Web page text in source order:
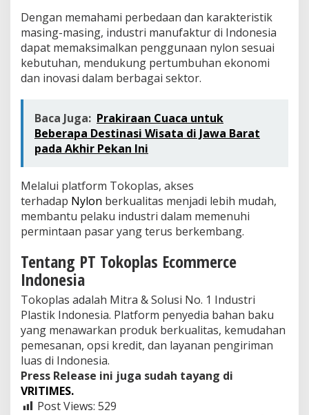
Dengan memahami perbedaan dan karakteristik
masing-masing, industri manufaktur di Indonesia
dapat memaksimalkan penggunaan nylon sesuai
kebutuhan, mendukung pertumbuhan ekonomi
dan inovasi dalam berbagai sektor.
Baca Juga: Prakiraan Cuaca untuk
Beberapa Destinasi Wisata di Jawa Barat
pada Akhir Pekan Ini
Melalui platform Tokoplas, akses
terhadap Nylon berkualitas menjadi lebih mudah,
membantu pelaku industri dalam memenuhi
permintaan pasar yang terus berkembang.
Tentang PT Tokoplas Ecommerce
Indonesia
Tokoplas adalah Mitra & Solusi No. 1 Industri
Plastik Indonesia. Platform penyedia bahan baku
yang menawarkan produk berkualitas, kemudahan
pemesanan, opsi kredit, dan layanan pengiriman
luas di Indonesia.
Press Release ini juga sudah tayang di
VRITIMES.
Post Views: 529